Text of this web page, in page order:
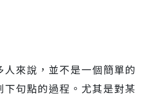
人來說，並不是一個簡單的
下句點的過程。尤其是對某